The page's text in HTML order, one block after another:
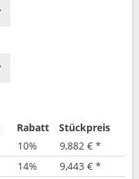
Rabatt
Stückpreis
10%
9,882 € *
14%
9,443 € *